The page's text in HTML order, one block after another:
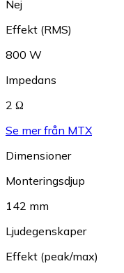
Nej
Effekt (RMS)
800 W
Impedans
2 Ω
Se mer från MTX
Dimensioner
Monteringsdjup
142 mm
Ljudegenskaper
Effekt (peak/max)